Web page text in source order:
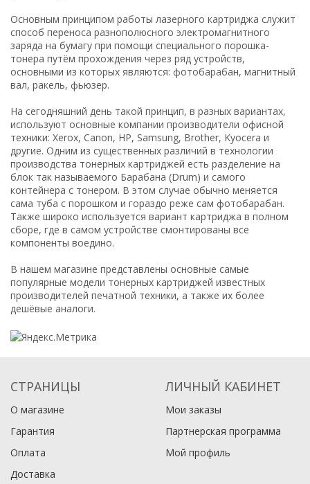
Основным принципом работы лазерного картриджа служит
способ переноса разнополюсного электромагнитного
заряда на бумагу при помощи специального порошка-
тонера путём прохождения через ряд устройств,
основными из которых являются: фотобарабан, магнитный
вал, ракель, фьюзер.
На сегодняшний день такой принцип, в разных вариантах,
используют основные компании производители офисной
техники: Xerox, Canon, HP, Samsung, Brother, Kyocera и
другие. Одним из существенных различий в технологии
производства тонерных картриджей есть разделение на
блок так называемого Барабана (Drum) и самого
контейнера с тонером. В этом случае обычно меняется
сама туба с порошком и гораздо реже сам фотобарабан.
Также широко используется вариант картриджа в полном
сборе, где в самом устройстве смонтированы все
компоненты воедино.
В нашем магазине представлены основные самые
популярные модели тонерных картриджей известных
производителей печатной техники, а также их более
дешёвые аналоги.
СТРАНИЦЫ
О магазине
Гарантия
Оплата
Доставка
ЛИЧНЫЙ КАБИНЕТ
Мои заказы
Партнерская программа
Мой профиль